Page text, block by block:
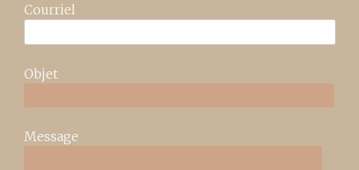
Courriel
Objet
Message